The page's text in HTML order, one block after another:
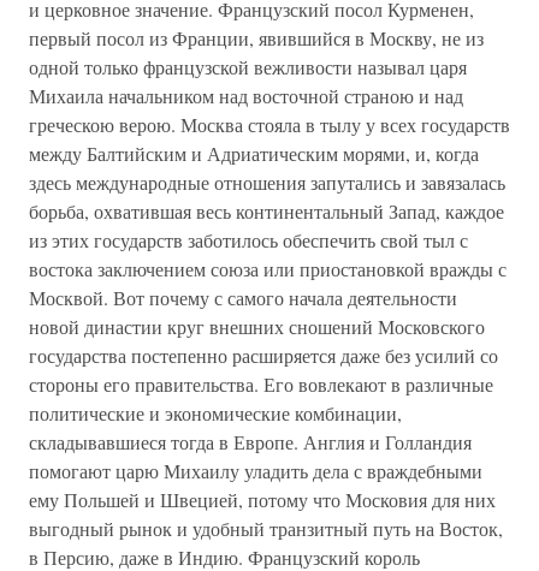
и церковное значение. Французский посол Курменен,
первый посол из Франции, явившийся в Москву, не из
одной только французской вежливости называл царя
Михаила начальником над восточной страною и над
греческою верою. Москва стояла в тылу у всех государств
между Балтийским и Адриатическим морями, и, когда
здесь международные отношения запутались и завязалась
борьба, охватившая весь континентальный Запад, каждое
из этих государств заботилось обеспечить свой тыл с
востока заключением союза или приостановкой вражды с
Москвой. Вот почему с самого начала деятельности
новой династии круг внешних сношений Московского
государства постепенно расширяется даже без усилий со
стороны его правительства. Его вовлекают в различные
политические и экономические комбинации,
складывавшиеся тогда в Европе. Англия и Голландия
помогают царю Михаилу уладить дела с враждебными
ему Польшей и Швецией, потому что Московия для них
выгодный рынок и удобный транзитный путь на Восток,
в Персию, даже в Индию. Французский король